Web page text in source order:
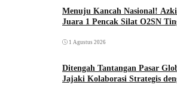
Menuju Kancah Nasional!
Juara 1 Pencak Silat O2SN
1 Agustus 2026
Ditengah Tantangan Pasar
Jajaki Kolaborasi Strategis